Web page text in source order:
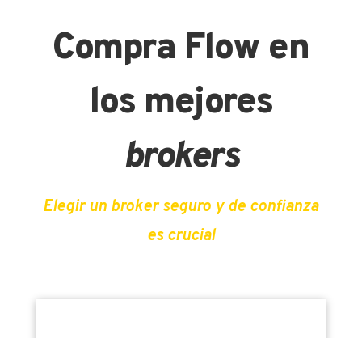
Compra Flow en
los mejores
brokers
Elegir un broker seguro y de confianza
es crucial